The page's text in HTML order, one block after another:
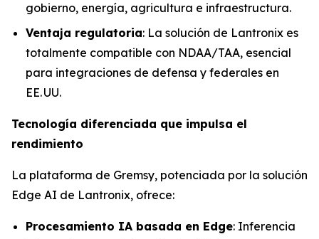
gobierno, energía, agricultura e infraestructura.
Ventaja regulatoria: La solución de Lantronix es
totalmente compatible con NDAA/TAA, esencial
para integraciones de defensa y federales en
EE. UU.
Tecnología diferenciada que impulsa el
rendimiento
La plataforma de Gremsy, potenciada por la solución
Edge AI de Lantronix, ofrece:
Procesamiento IA basada en Edge: Inferencia